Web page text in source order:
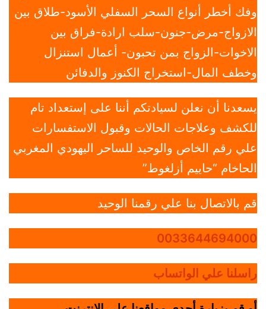
وفك أخطر أنواع السحر السفلي الأسود-طلاق بين
الازواج-مرض-جنون-سلب ارادة-فراق بين
الاخوات-الزواج بمن تحبون- أعمال استنزال
وخطف المال-استخراج الكنوز والدفائن
يسعدنا أن نعلن لسيادتكم أننا على إستعداد تام
للكشف وعلاجات الحالات وقبول الاستفسارات
علي رقم الخاص والوحيد للساحر اليهودي المغربي
الحاخام “حاييم أزلغوط”
قم بالاتصال بنا علي رقمنا الوحيد
0033644694000
راسلنا علي الواتساب